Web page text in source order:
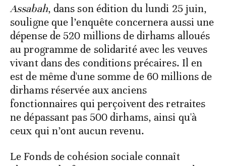
Assabah, dans son édition du lundi 25 juin,
souligne que l’enquête concernera aussi une
dépense de 520 millions de dirhams alloués
au programme de solidarité avec les veuves
vivant dans des conditions précaires. Il en
est de même d'une somme de 60 millions de
dirhams réservée aux anciens
fonctionnaires qui perçoivent des retraites
ne dépassant pas 500 dirhams, ainsi qu'à
ceux qui n’ont aucun revenu.
Le Fonds de cohésion sociale connaît